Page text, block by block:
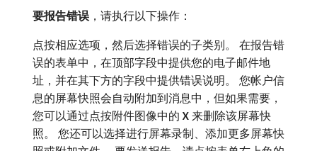
要报告错误 ，请执行以下操作：
点按相应选项，然后选择错误的子类别。 在报告错
误的表单中，在顶部字段中提供您的电子邮件地
址，并在其下方的字段中提供错误说明。 您帐户信
息的屏幕快照会自动附加到消息中，但如果需要，
您可以通过点按附件图像中的 X 来删除该屏幕快
照。 您还可以选择进行屏幕录制、添加更多屏幕快